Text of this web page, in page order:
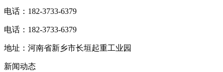
电话：182-3733-6379
电话：182-3733-6379
地址：河南省新乡市长垣起重工业园
新闻动态